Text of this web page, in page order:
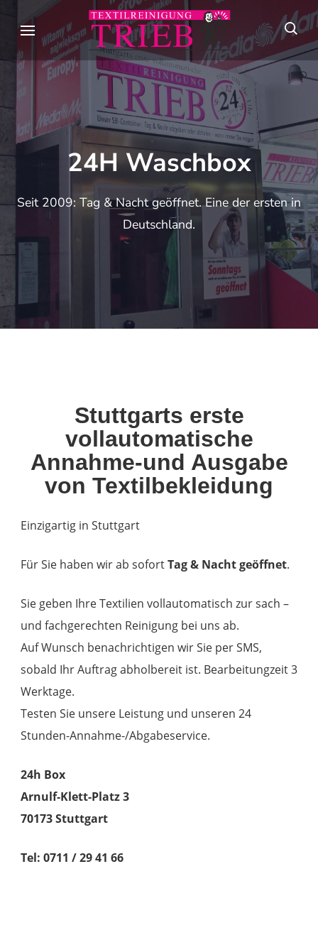
content
Trieb
Meisterhafte
Textilpflege seit
über 90 Jahren in
Stuttgart
24H Waschbox
Seit 2009: Tag & Nacht geöffnet. Eine der ersten in
Deutschland.
Stuttgarts erste
vollautomatische
Annahme-und Ausgabe
von Textilbekleidung
Einzigartig in Stuttgart
Für Sie haben wir ab sofortTag & Nacht geöffnet.
Sie geben Ihre Textilien vollautomatisch zur sach –
und fachgerechten Reinigung bei uns ab.
Auf Wunsch benachrichtigen wir Sie per SMS,
sobald Ihr Auftrag abholbereit ist. Bearbeitungzeit 3
Werktage.
Testen Sie unsere Leistung und unseren 24
Stunden-Annahme-/Abgabeservice.
24h Box
Arnulf-Klett-Platz 3
70173 Stuttgart
Tel: 0711 / 29 41 66